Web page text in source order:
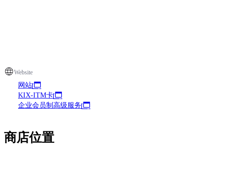
Website
网站
KIX-ITM卡
企业会员制高级服务
商店位置